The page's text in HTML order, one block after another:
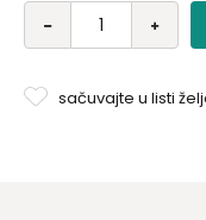
sačuvajte u listi